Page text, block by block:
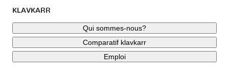
KLAVKARR
Qui sommes-nous?
Comparatif klavkarr
Emploi